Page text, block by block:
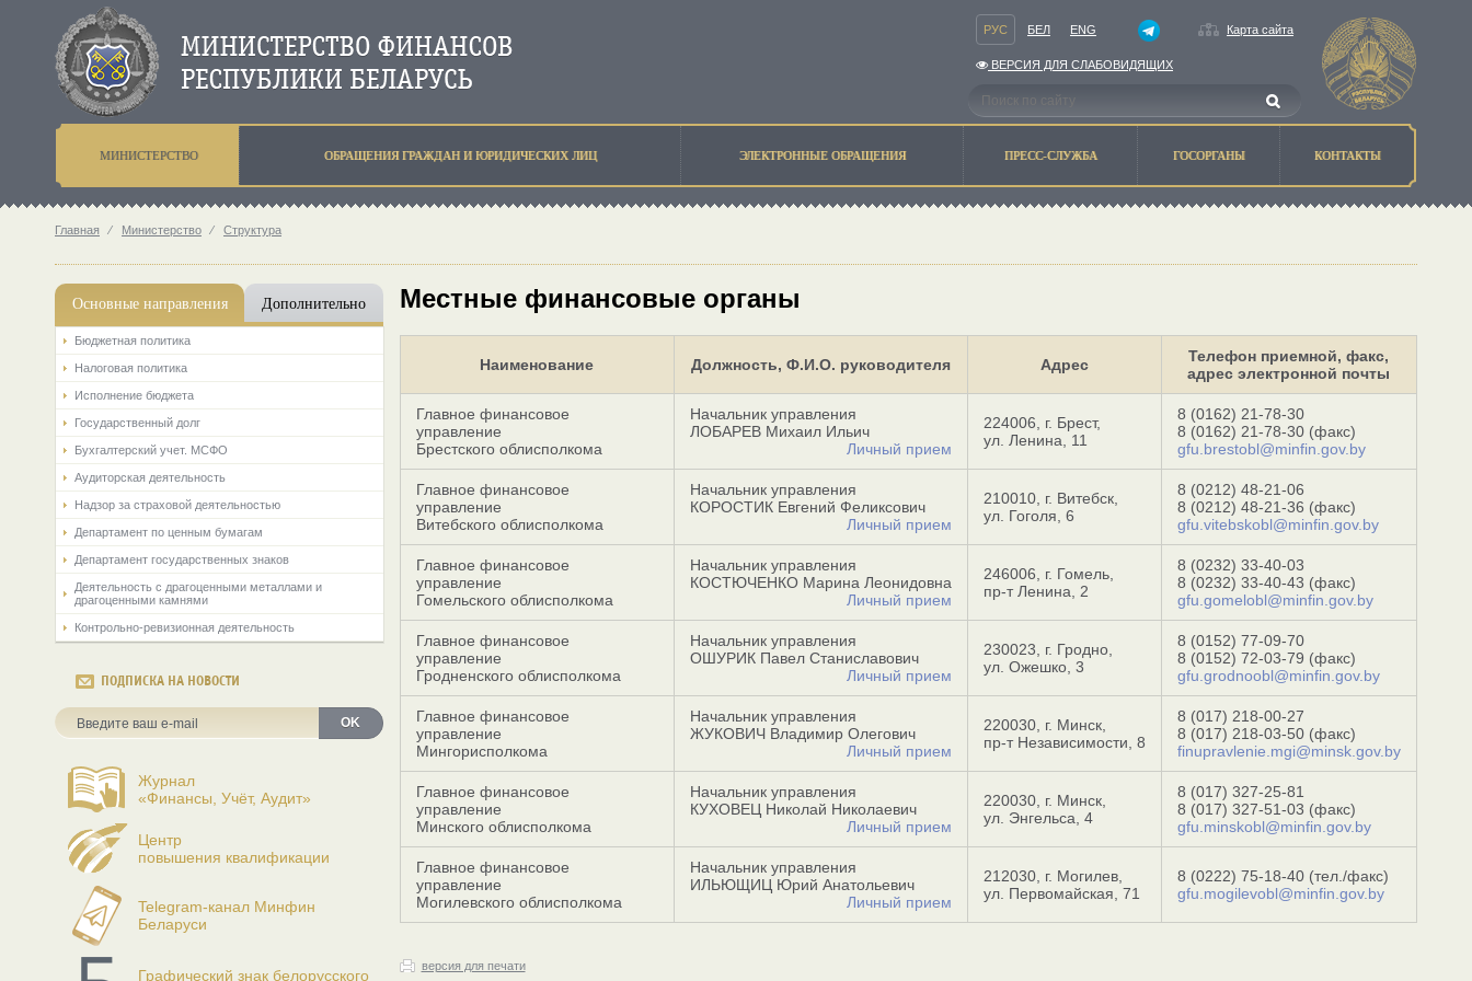
РУС БЕЛ ENG Карта сайта
ВЕРСИЯ ДЛЯ СЛАБОВИДЯЩИХ
МИНИСТЕРСТВО ОБРАЩЕНИЯ ГРАЖДАН И ЮРИДИЧЕСКИХ ЛИЦ ЭЛЕКТРОННЫЕ ОБРАЩЕНИЯ ПРЕСС-СЛУЖБА ГОСОРГАНЫ КОНТАКТЫ
Главная ⁄ Министерство ⁄ Структура
Основные направления Дополнительно
Бюджетная политика
Налоговая политика
Исполнение бюджета
Государственный долг
Бухгалтерский учет. МСФО
Аудиторская деятельность
Надзор за страховой деятельностью
Департамент по ценным бумагам
Департамент государственных знаков
Деятельность с драгоценными металлами и
драгоценными камнями
Контрольно-ревизионная деятельность
ПОДПИСКА НА НОВОСТИ
OK
Журнал
«Финансы, Учёт, Аудит»
Центр
повышения квалификации
Telegram-канал Минфин
Беларуси
Графический знак белорусского
Местные финансовые органы
Наименование Должность, Ф.И.О. руководителя Адрес
Телефон приемной, факс,
адрес электронной почты
Главное финансовое
управление
Брестского облисполкома
Начальник управления
ЛОБАРЕВ Михаил Ильич
Личный прием
224006, г. Брест,
ул. Ленина, 11
8 (0162) 21-78-30
8 (0162) 21-78-30(факс)
gfu.brestobl@minfin.gov.by
Главное финансовое
управление
Витебского облисполкома
Начальник управления
КОРОСТИК Евгений Феликсович
Личный прием
210010, г. Витебск,
ул. Гоголя, 6
8 (0212) 48-21-06
8 (0212) 48-21-36 (факс)
gfu.vitebskobl@minfin.gov.by
Главное финансовое
управление
Гомельского облисполкома
Начальник управления
КОСТЮЧЕНКО Марина Леонидовна
Личный прием
246006, г. Гомель,
пр-т Ленина, 2
8 (0232) 33-40-03
8 (0232) 33-40-43 (факс)
gfu.gomelobl@minfin.gov.by
Главное финансовое
управление
Гродненского облисполкома
Начальник управления
ОШУРИК Павел Станиславович
Личный прием
230023, г. Гродно,
ул. Ожешко, 3
8 (0152) 77-09-70
8 (0152) 72-03-79 (факс)
gfu.grodnoobl@minfin.gov.by
Главное финансовое
управление
Мингорисполкома
Начальник управления
ЖУКОВИЧ Владимир Олегович
Личный прием
220030, г. Минск,
пр-т Независимости, 8
8 (017) 218-00-27
8 (017) 218-03-50(факс)
finupravlenie.mgi@minsk.gov.by
Главное финансовое
управление
Минского облисполкома
Начальник управления
КУХОВЕЦ Николай Николаевич
Личный прием
220030, г. Минск,
ул. Энгельса, 4
8 (017) 327-25-81
8 (017) 327-51-03 (факс)
gfu.minskobl@minfin.gov.by
Главное финансовое
управление
Могилевского облисполкома
Начальник управления
ИЛЬЮЩИЦ Юрий Анатольевич
Личный прием
212030, г. Могилев,
ул. Первомайская, 71
8 (0222) 75-18-40(тел./факс)
gfu.mogilevobl@minfin.gov.by
версия для печати